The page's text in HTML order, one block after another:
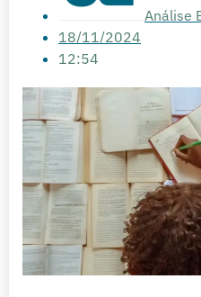
Análise
18/11/2024
12:54